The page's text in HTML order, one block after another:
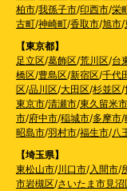
柏市/我孫子市/印西市/栄
古町/神崎町/香取市/旭市/
【東京都】
足立区/葛飾区/荒川区/台
橋区/豊島区/新宿区/千代
区/品川区/大田区/杉並区/
東京市/清瀬市/東久留米市
市/府中市/稲城市/多摩市/
昭島市/羽村市/福生市/八
【埼玉県】
東松山市/川口市/入間市/
市岩槻区/さいたま市見沼